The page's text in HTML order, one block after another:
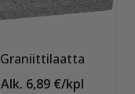
Graniittilaatta
Alk. 6,89 €/kpl